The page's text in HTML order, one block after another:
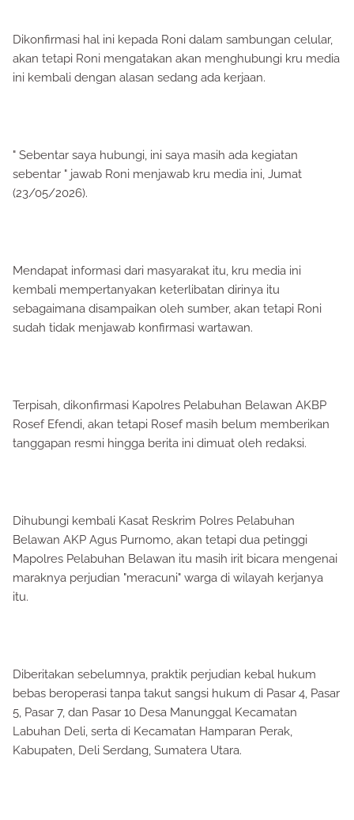
Dikonfirmasi hal ini kepada Roni dalam sambungan celular,
akan tetapi Roni mengatakan akan menghubungi kru media
ini kembali dengan alasan sedang ada kerjaan.
" Sebentar saya hubungi, ini saya masih ada kegiatan
sebentar " jawab Roni menjawab kru media ini, Jumat
(23/05/2026).
Mendapat informasi dari masyarakat itu, kru media ini
kembali mempertanyakan keterlibatan dirinya itu
sebagaimana disampaikan oleh sumber, akan tetapi Roni
sudah tidak menjawab konfirmasi wartawan.
Terpisah, dikonfirmasi Kapolres Pelabuhan Belawan AKBP
Rosef Efendi, akan tetapi Rosef masih belum memberikan
tanggapan resmi hingga berita ini dimuat oleh redaksi.
Dihubungi kembali Kasat Reskrim Polres Pelabuhan
Belawan AKP Agus Purnomo, akan tetapi dua petinggi
Mapolres Pelabuhan Belawan itu masih irit bicara mengenai
maraknya perjudian "meracuni" warga di wilayah kerjanya
itu.
Diberitakan sebelumnya, praktik perjudian kebal hukum
bebas beroperasi tanpa takut sangsi hukum di Pasar 4, Pasar
5, Pasar 7, dan Pasar 10 Desa Manunggal Kecamatan
Labuhan Deli, serta di Kecamatan Hamparan Perak,
Kabupaten, Deli Serdang, Sumatera Utara.